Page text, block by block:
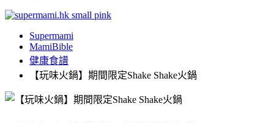
Supermami
MamiBible
健康食譜
【玩味火鍋】期間限定Shake Shake火鍋